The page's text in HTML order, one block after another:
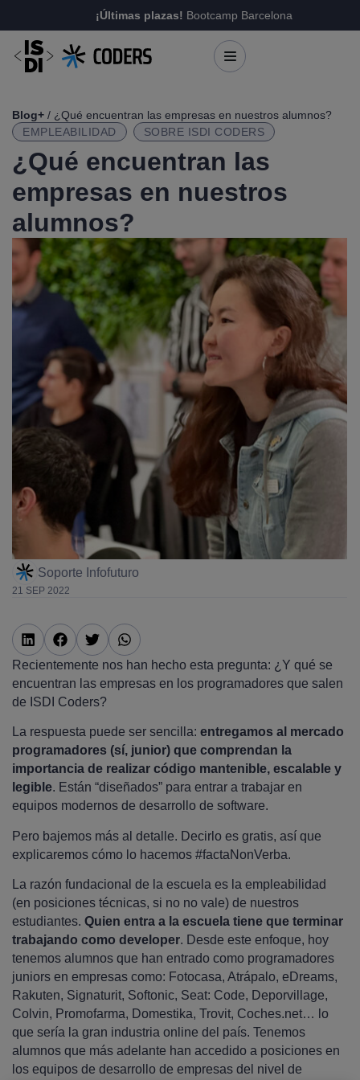
¡Últimas plazas! Bootcamp Barcelona
Blog+ / ¿Qué encuentran las empresas en nuestros alumnos?
EMPLEABILIDAD
SOBRE ISDI CODERS
¿Qué encuentran las
empresas en nuestros
alumnos?
Soporte Infofuturo
21 SEP 2022
Recientemente nos han hecho esta pregunta: ¿Y qué se
encuentran las empresas en los programadores que salen
de ISDI Coders?
La respuesta puede ser sencilla: entregamos al mercado
programadores (sí, junior) que comprendan la
importancia de realizar código mantenible, escalable y
legible. Están “diseñados” para entrar a trabajar en
equipos modernos de desarrollo de software.
Pero bajemos más al detalle. Decirlo es gratis, así que
explicaremos cómo lo hacemos #factaNonVerba.
La razón fundacional de la escuela es la empleabilidad
(en posiciones técnicas, si no no vale) de nuestros
estudiantes. Quien entra a la escuela tiene que terminar
trabajando como developer. Desde este enfoque, hoy
tenemos alumnos que han entrado como programadores
juniors en empresas como: Fotocasa, Atrápalo, eDreams,
Rakuten, Signaturit, Softonic, Seat: Code, Deporvillage,
Colvin, Promofarma, Domestika, Trovit, Coches.net… lo
que sería la gran industria online del país. Tenemos
alumnos que más adelante han accedido a posiciones en
los equipos de desarrollo de empresas del nivel de